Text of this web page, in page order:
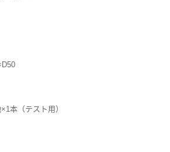
本（テスト用）